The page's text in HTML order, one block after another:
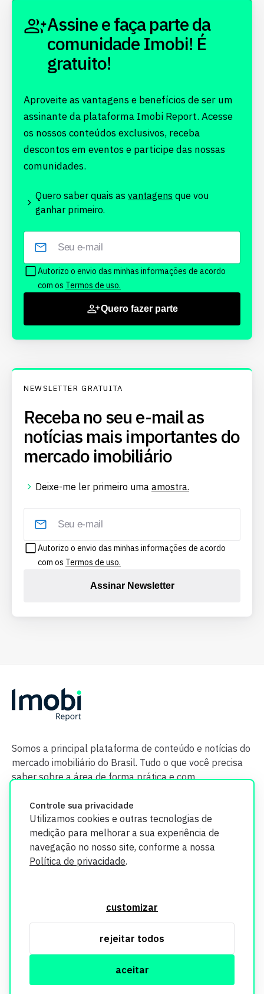
Controle sua privacidade
Utilizamos cookies e outras tecnologias de
medição para melhorar a sua experiência de
navegação no nosso site, conforme a nossa
Política de privacidade.
customizar
rejeitar todos
aceitar
Assine e faça parte da
comunidade Imobi! É
gratuito!
Aproveite as vantagens e benefícios de ser um
assinante da plataforma Imobi Report. Acesse
os nossos conteúdos exclusivos, receba
descontos em eventos e participe das nossas
comunidades.
Quero saber quais as vantagens que vou
ganhar primeiro.
Autorizo o envio das minhas informações de acordo
com os Termos de uso.
Quero fazer parte
NEWSLETTER GRATUITA
Receba no seu e-mail as
notícias mais importantes do
mercado imobiliário
Deixe-me ler primeiro uma amostra.
Autorizo o envio das minhas informações de acordo
com os Termos de uso.
Assinar Newsletter
Somos a principal plataforma de conteúdo e notícias do
mercado imobiliário do Brasil. Tudo o que você precisa
saber sobre a área de forma prática e com
segurança. Todos os dados coletados em nosso site são
utilizados exclusivamente para fins de aprimoramento de
informações, consulte nossa Política de Privacidade.
© Copyright Imobi Report. Todos os direitos reservados.
Política de privacidade
mobister